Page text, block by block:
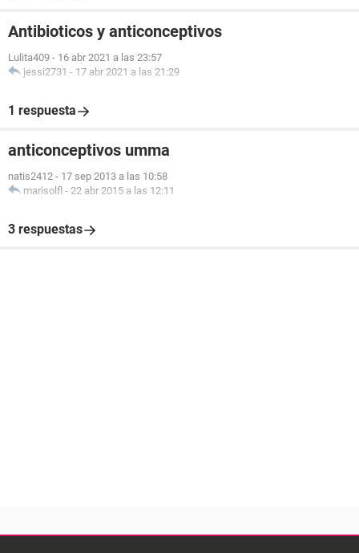
Antibioticos y anticonceptivos
Lulita409 - 16 abr 2021 a las 23:57
jessi2731 - 17 abr 2021 a las 21:29
1 respuesta
anticonceptivos umma
natis2412 - 17 sep 2013 a las 10:58
marisolfl - 22 abr 2015 a las 12:11
3 respuestas